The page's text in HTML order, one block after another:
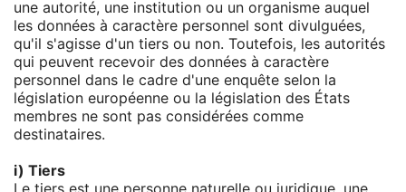
une autorité, une institution ou un organisme auquel
les données à caractère personnel sont divulguées,
qu'il s'agisse d'un tiers ou non. Toutefois, les autorités
qui peuvent recevoir des données à caractère
personnel dans le cadre d'une enquête selon la
législation européenne ou la législation des États
membres ne sont pas considérées comme
destinataires.
i) Tiers
Le tiers est une personne naturelle ou juridique, une